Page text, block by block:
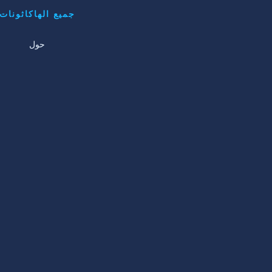
جميع الهاكاثونات
حول